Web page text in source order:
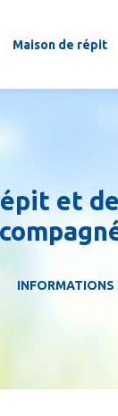
Maison de répit
et